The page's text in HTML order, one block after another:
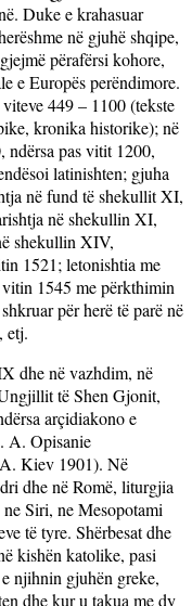
Duke e krahasuar
në gjuhë shqipe,
përafërsi kohore,
e Europës perëndimore.
449 – 1100 (tekste
kronika historike); në
pas vitit 1200,
latinishten; gjuha
në fund të shekullit XI,
në shekullin XI,
shekullin XIV,
1521; letonishtia me
1545 me përkthimin
për herë të parë në
etj.
dhe në vazhdim, në
të Shen Gjonit,
arçidiakono e
A. Opisanie
Kiev 1901). Në
dhe në Romë, liturgjia
Siri, ne Mesopotami
të tyre. Shërbesat dhe
kishën katolike, pasi
njihnin gjuhën greke,
dhe kur u takua me dy